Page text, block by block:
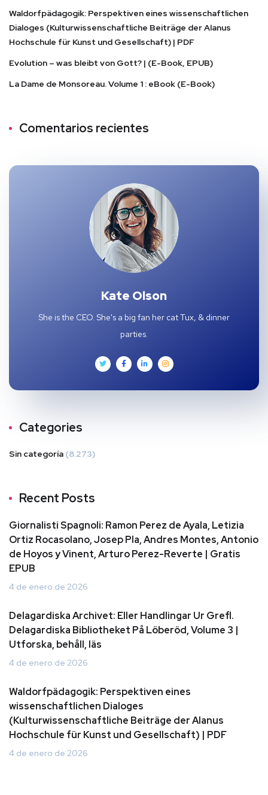
Waldorfpädagogik: Perspektiven eines wissenschaftlichen
Dialoges (Kulturwissenschaftliche Beiträge der Alanus
Hochschule für Kunst und Gesellschaft) | PDF
Evolution – was bleibt von Gott? | (E-Book, EPUB)
La Dame de Monsoreau. Volume 1 : eBook (E-Book)
Comentarios recientes
Kate Olson
She is the CEO. She's a big fan her cat Tux, & dinner
parties.
Categories
Sin categoría (8.273)
Recent Posts
Giornalisti Spagnoli: Ramon Perez de Ayala, Letizia
Ortiz Rocasolano, Josep Pla, Andres Montes, Antonio
de Hoyos y Vinent, Arturo Perez-Reverte | Gratis
EPUB
4 de enero de 2026
Delagardiska Archivet: Eller Handlingar Ur Grefl.
Delagardiska Bibliotheket På Löberöd, Volume 3 |
Utforska, behåll, läs
4 de enero de 2026
Waldorfpädagogik: Perspektiven eines
wissenschaftlichen Dialoges
(Kulturwissenschaftliche Beiträge der Alanus
Hochschule für Kunst und Gesellschaft) | PDF
4 de enero de 2026